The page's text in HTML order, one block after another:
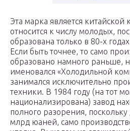
Эта марка является китайской
относится к числу молодых,
образована только в 80-х
Если быть точнее, то само
образовано намного раньше,
именовался «Холодильной
занимался исключительно
техники. В 1984 году (на тот
национализирована) завод
полного разорения, поскольку
млрд юаней, само